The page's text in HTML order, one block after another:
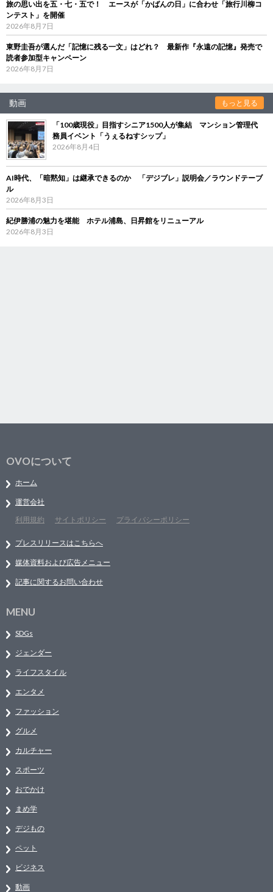
旅の思い出を五・七・五で！ エースが「かばんの日」に合わせ「旅行川柳コ
ンテスト」を開催
2026年8月7日
東野圭吾が選んだ「記憶に残る一文」はどれ？ 最新作『永遠の記憶』発売で
読者参加型キャンペーン
2026年8月7日
動画 もっと見る
「100歳現役」目指すシニア1500人が集結 マンション管理代
務員イベント「うぇるねすシップ」
2026年8月4日
AI時代、「暗黙知」は継承できるのか 「デジブレ」説明会／ラウンドテーブ
ル
2026年8月3日
紀伊勝浦の魅力を堪能 ホテル浦島、日昇館をリニューアル
2026年8月3日
OVOについて
ホーム
運営会社
利用規約
サイトポリシー プライバシーポリシー
プレスリリースはこちらへ
媒体資料および広告メニュー
記事に関するお問い合わせ
MENU
SDGs
ジェンダー
ライフスタイル
エンタメ
ファッション
グルメ
カルチャー
スポーツ
おでかけ
まめ学
デジもの
ペット
ビジネス
動画